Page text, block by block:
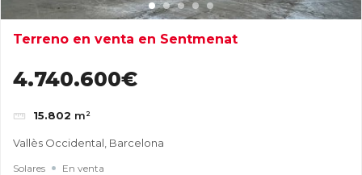
Terreno en venta en Sentmenat
4.740.600€
15.802 m²
Vallès Occidental, Barcelona
Solares En venta